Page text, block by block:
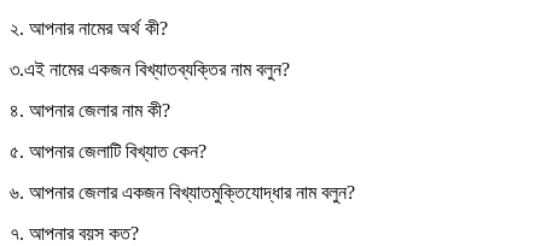
২. আপনার নামের অর্থ কী?
৩.এই নামের একজন বিখ্যাতব্যক্তির নাম বলুন?
৪. আপনার জেলার নাম কী?
৫. আপনার জেলাটি বিখ্যাত কেন?
৬. আপনার জেলার একজন বিখ্যাতমুক্তিযোদ্ধার নাম বলুন?
৭. আপনার বয়স কত?